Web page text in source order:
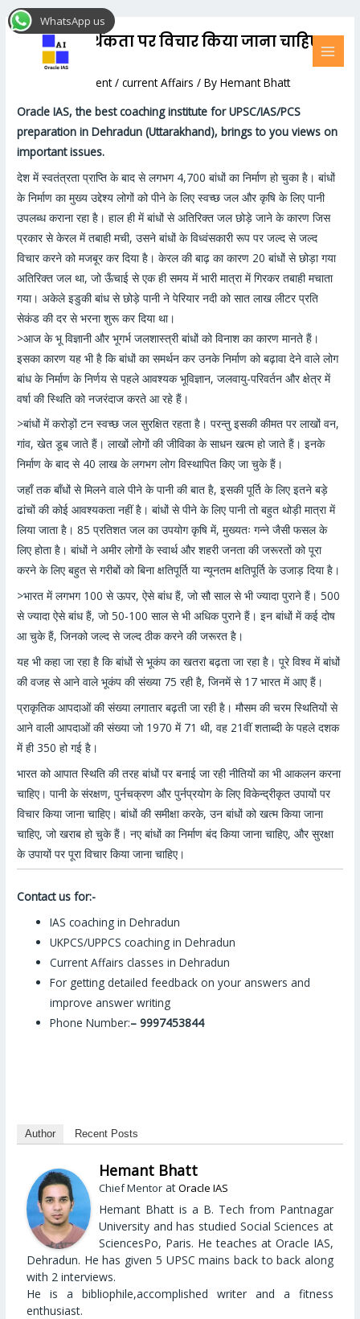
Skip
to
बाँधों की सार्थकता पर विचार किया जाना चाहिए
#16
Leave a Comment /current Affairs / ByHemant Bhatt
Oracle IAS, the best coaching institute for UPSC/IAS/PCS
preparation in Dehradun (Uttarakhand), brings to you views on
important issues.
देश में स्वतंत्रता प्राप्ति के बाद से लगभग 4,700 बांधों का निर्माण हो चुका है। बांधों
के निर्माण का मुख्य उद्देश्य लोगों को पीने के लिए स्वच्छ जल और कृषि के लिए पानी
उपलब्ध कराना रहा है। हाल ही में बांधों से अतिरिक्त जल छोड़े जाने के कारण जिस
प्रकार से केरल में तबाही मची, उसने बांधों के विध्वंसकारी रूप पर जल्द से जल्द
विचार करने को मजबूर कर दिया है। केरल की बाढ़ का कारण 20 बांधों से छोड़ा गया
अतिरिक्त जल था, जो ऊँचाई से एक ही समय में भारी मात्रा में गिरकर तबाही मचाता
गया। अकेले इडुकी बांध से छोड़े पानी ने पेरियार नदी को सात लाख लीटर प्रति
सेकंड की दर से भरना शुरू कर दिया था।
>आज के भू विज्ञानी और भूगर्भ जलशास्त्री बांधों को विनाश का कारण मानते हैं।
इसका कारण यह भी है कि बांधों का समर्थन कर उनके निर्माण को बढ़ावा देने वाले लोग
बांध के निर्माण के निर्णय से पहले आवश्यक भूविज्ञान, जलवायु-परिवर्तन और क्षेत्र में
वर्षा की स्थिति को नजरंदाज करते आ रहे हैं।
>बांधों में करोड़ों टन स्वच्छ जल सुरक्षित रहता है। परन्तु इसकी कीमत पर लाखों वन,
गांव, खेत डूब जाते हैं। लाखों लोगों की जीविका के साधन खत्म हो जाते हैं। इनके
निर्माण के बाद से 40 लाख के लगभग लोग विस्थापित किए जा चुके हैं।
जहाँ तक बाँधों से मिलने वाले पीने के पानी की बात है, इसकी पूर्ति के लिए इतने बड़े
ढांचों की कोई आवश्यकता नहीं है। बांधों से पीने के लिए पानी तो बहुत थोड़ी मात्रा में
लिया जाता है। 85 प्रतिशत जल का उपयोग कृषि में, मुख्यतः गन्ने जैसी फसल के
लिए होता है। बांधों ने अमीर लोगों के स्वार्थ और शहरी जनता की जरूरतों को पूरा
करने के लिए बहुत से गरीबों को बिना क्षतिपूर्ति या न्यूनतम क्षतिपूर्ति के उजाड़ दिया है।
>भारत में लगभग 100 से ऊपर, ऐसे बांध हैं, जो सौ साल से भी ज्यादा पुराने हैं। 500
से ज्यादा ऐसे बांध हैं, जो 50-100 साल से भी अधिक पुराने हैं। इन बांधों में कई दोष
आ चुके हैं, जिनको जल्द से जल्द ठीक करने की जरूरत है।
यह भी कहा जा रहा है कि बांधों से भूकंप का खतरा बढ़ता जा रहा है। पूरे विश्व में बांधों
की वजह से आने वाले भूकंप की संख्या 75 रही है, जिनमें से 17 भारत में आए हैं।
प्राकृतिक आपदाओं की संख्या लगातार बढ़ती जा रही है। मौसम की चरम स्थितियों से
आने वाली आपदाओं की संख्या जो 1970 में 71 थी, वह 21वीं शताब्दी के पहले दशक
में ही 350 हो गई है।
भारत को आपात स्थिति की तरह बांधों पर बनाई जा रही नीतियों का भी आकलन करना
चाहिए। पानी के संरक्षण, पुर्नचक्रण और पुर्नप्रयोग के लिए विकेन्द्रीकृत उपायों पर
विचार किया जाना चाहिए। बांधों की समीक्षा करके, उन बांधों को खत्म किया जाना
चाहिए, जो खराब हो चुके हैं। नए बांधों का निर्माण बंद किया जाना चाहिए, और सुरक्षा
के उपायों पर पूरा विचार किया जाना चाहिए।
Contact us for:-
IAS coaching in Dehradun
UKPCS/UPPCS coaching in Dehradun
Current Affairs classes in Dehradun
For getting detailed feedback on your answers and
improve answer writing
Phone Number:– 9997453844
Author Recent Posts
Hemant Bhatt
Chief Mentor atOracle IAS
Hemant Bhatt is a B. Tech from Pantnagar
University and has studied Social Sciences at
SciencesPo, Paris. He teaches at Oracle IAS,
Dehradun. He has given 5 UPSC mains back to back along
with 2 interviews.
He is a bibliophile,accomplished writer and a fitness
enthusiast.
Post
navigation
WhatsApp us